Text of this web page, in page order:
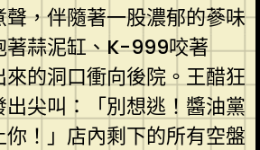
，伴隨著一股濃郁的蔘味
著蒜泥缸、K-999咬著
的洞口衝向後院。王醋狂
尖叫：「別想逃！醬油黨
！」店內剩下的所有空盤